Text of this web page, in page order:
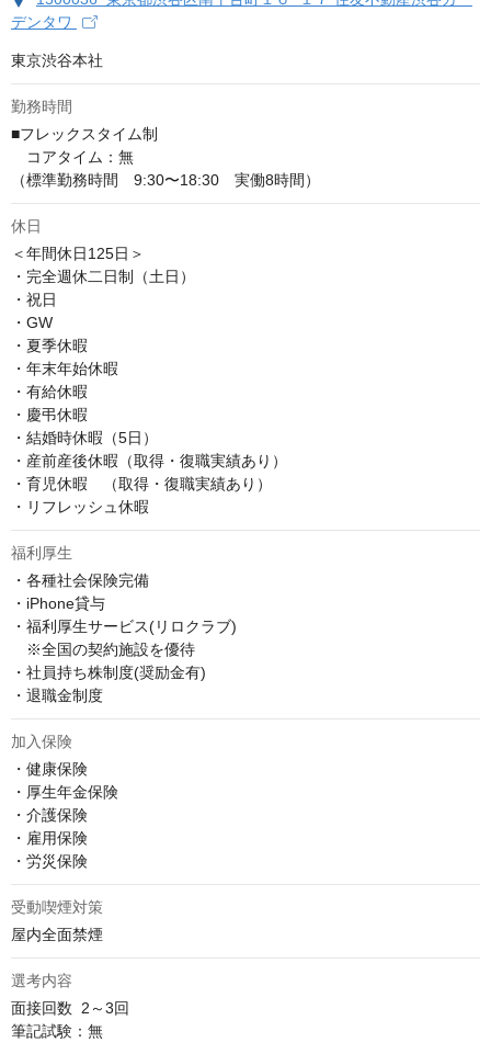
デンタワ
東京渋谷本社
勤務時間
■フレックスタイム制
コアタイム：無
（標準勤務時間　9:30〜18:30　実働8時間）
休日
＜年間休日125日＞
・完全週休二日制（土日）
・祝日
・GW
・夏季休暇
・年末年始休暇
・有給休暇
・慶弔休暇
・結婚時休暇（5日）
・産前産後休暇（取得・復職実績あり）
・育児休暇　（取得・復職実績あり）
・リフレッシュ休暇
福利厚生
・各種社会保険完備
・iPhone貸与
・福利厚生サービス(リロクラブ)
※全国の契約施設を優待
・社員持ち株制度(奨励金有)
・退職金制度
加入保険
・健康保険
・厚生年金保険
・介護保険
・雇用保険
・労災保険
受動喫煙対策
屋内全面禁煙
選考内容
面接回数	2～3回
筆記試験：無